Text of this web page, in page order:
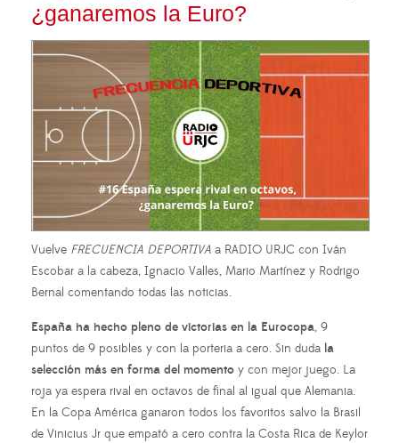
¿ganaremos la Euro?
Vuelve FRECUENCIA DEPORTIVA a RADIO URJC con Iván
Escobar a la cabeza, Ignacio Valles, Mario Martínez y Rodrigo
Bernal comentando todas las noticias.
España ha hecho pleno de victorias en la Eurocopa, 9
puntos de 9 posibles y con la porteria a cero. Sin duda la
selección más en forma del momento y con mejor juego. La
roja ya espera rival en octavos de final al igual que Alemania.
En la Copa América ganaron todos los favoritos salvo la Brasil
de Vinicius Jr que empató a cero contra la Costa Rica de Keylor